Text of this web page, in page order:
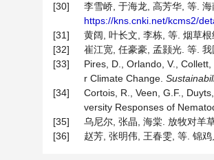
[30]
李雪峤, 于海龙, 高芳华, 等.
https://kns.cnki.net/kcms2/
[31]
黄阔, 叶长文, 李栋, 等. 烟草
[32]
崔江宽, 任豪豪, 孟颢光. 等.
[33]
Pires, D., Orlando, V.,
r Climate Change.
[34]
Cortois, R., Veen, G.F.,
versity Responses of
[35]
乌尼尔, 张晶, 海棠. 放牧对羊
[36]
赵芳, 张明伟, 王春雯, 等. 锦